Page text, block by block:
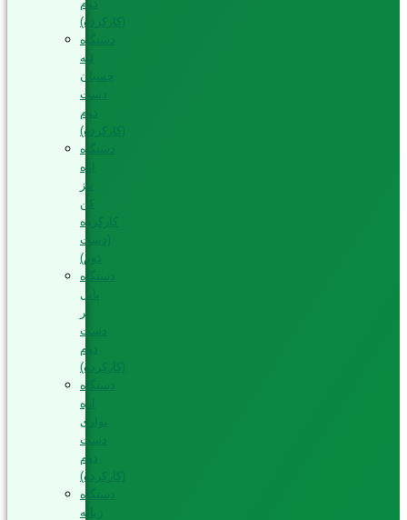
دوم
(کارکرده)
دستگاه
لبه
چسبان
دست
دوم
(کارکرده)
دستگاه
اره
تیز
کن
کارکرده
(دست
دوم)
دستگاه
پانل
بر
دست
دوم
(کارکرده)
دستگاه
اره
نواری
دست
دوم
(کارکرده)
دستگاه
زبانه